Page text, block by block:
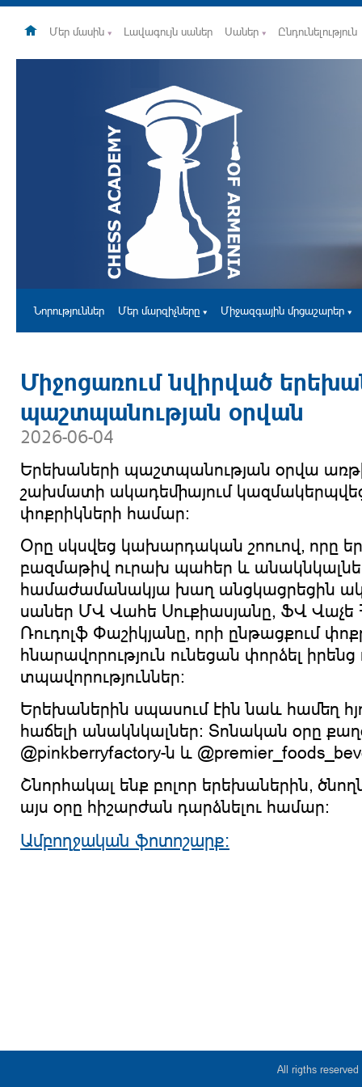
Ընդունելություն
Սաներ
Լավագույն սաներ
Մեր մասին
Միջազգային մրցաշարեր
Մեր մարզիչները
Նորություններ
Միջոցառում նվիրված
պաշտպանության օրվան
2026-06-04
Երեխաների պաշտպանության օրվա
շախմատի ակադեմիայում
փոքրիկների համար։
Օրը սկսվեց կախարդական շոուով, որը
բազմաթիվ ուրախ պահեր և
համաժամանակյա խաղ անցկացրեցին
սաներ ՄՎ Վահե Սուքիասյանը, ՖՎ Վաչե
Ռուդոլֆ Փաշիկյանը, որի ընթացքում
հնարավորություն ունեցան փորձել
տպավորություններ։
Երեխաներին սպասում էին նաև համեղ
հաճելի անակնկալներ։ Տոնական օրը
@pinkberryfactory-ն և
Շնորհակալ ենք բոլոր երեխաներին,
այս օրը հիշարժան դարձնելու համար։
Ամբողջական ֆոտոշարք։
All rigths